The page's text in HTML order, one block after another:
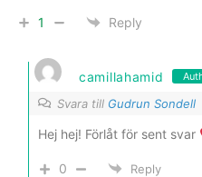
1 Reply
camillahamid
Svara till Gudrun Sondell
Hej hej! Förlåt för sent svar
0 Reply